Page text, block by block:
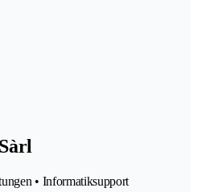
• Informatiksupport